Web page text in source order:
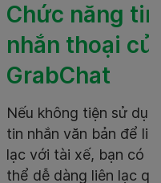
Chức năng tin
nhắn thoại
GrabChat
Nếu không tiện sử
tin nhắn văn bản để
lạc với tài xế, bạn có
thể dễ dàng liên lạc